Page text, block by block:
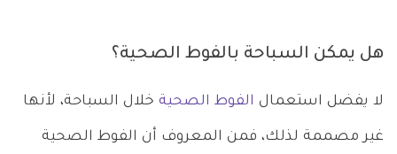
هل يمكن السباحة بالفوط الصحية؟
لا يفضل استعمال الفوط الصحية خلال السباحة، لأنها
غير مصممة لذلك، فمن المعروف أن الفوط الصحية